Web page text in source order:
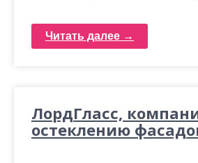
Читать далее →
ЛордГласс,
остеклению